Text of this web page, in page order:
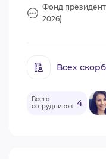
Фонд
2026)
Всех
Всего
сотрудников 4